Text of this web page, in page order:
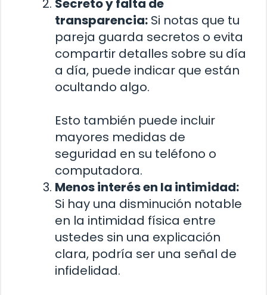
Secreto y falta de
transparencia: Si notas que tu
pareja guarda secretos o evita
compartir detalles sobre su día
a día, puede indicar que están
ocultando algo.
Esto también puede incluir
mayores medidas de
seguridad en su teléfono o
computadora.
Menos interés en la intimidad:
Si hay una disminución notable
en la intimidad física entre
ustedes sin una explicación
clara, podría ser una señal de
infidelidad.